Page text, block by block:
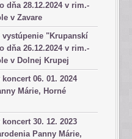
dňa 28.12.2024 v rim.-
v Zavare
vystúpenie "Krupanskí
dňa 26.12.2024 v rim.-
v Dolnej Krupej
06. 01. 2024
Márie, Horné
30. 12. 2023
Panny Márie,